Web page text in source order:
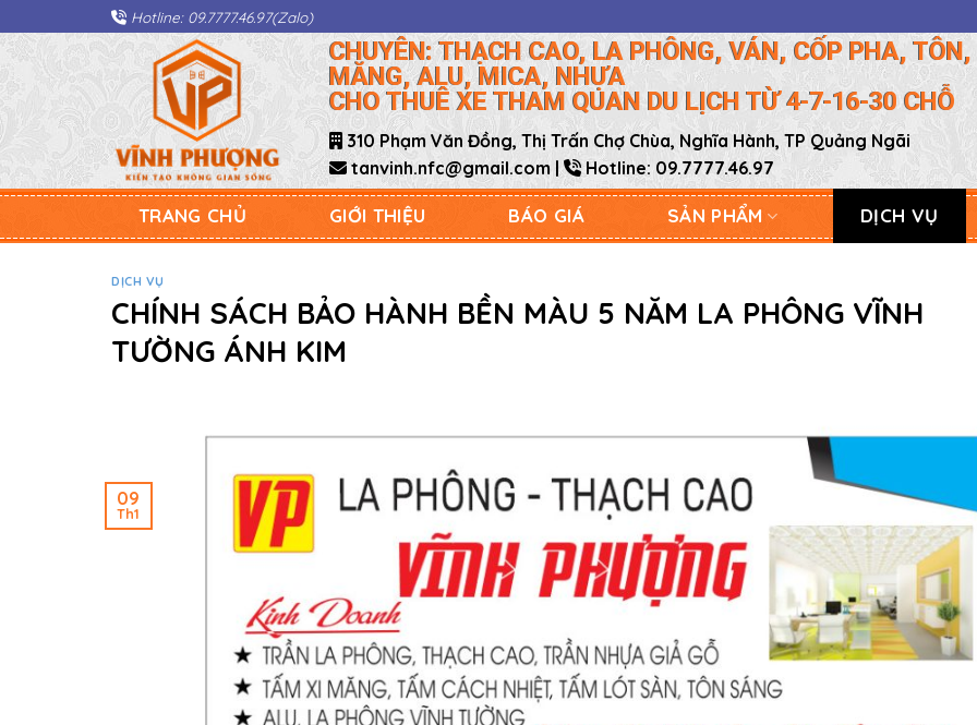
to
content
Hotline: 09.7777.46.97(Zalo)
CHUYÊN: THẠCH CAO, LA PHÔNG, VÁN, CỐP PHA,
MĂNG, ALU, MICA, NHỰA
CHO THUÊ XE THAM QUAN DU LỊCH TỪ 4-7-16-30 CHỖ
310 Phạm Văn Đồng, Thị Trấn Chợ Chùa, Nghĩa Hành, TP Quảng Ngãi
tanvinh.nfc@gmail.com |
Hotline: 09.7777.46.97
TRANG CHỦ GIỚI THIỆU BÁO GIÁ SẢN PHẨM DỊCH VỤ
DỊCH VỤ
CHÍNH SÁCH BẢO HÀNH BỀN MÀU 5 NĂM LA PHÔNG VĨNH
TƯỜNG ÁNH KIM
09
Th1